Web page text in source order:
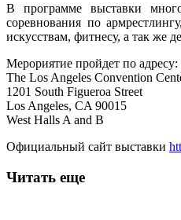
В программе выставки
соревнования по
искусствам, фитнесу, а так же
Мерориятие пройдет по адресу:
The Los Angeles Convention
1201 South Figueroa Street
Los Angeles, CA 90015
West Halls A and B
Официальный сайт выставки
Читать еще